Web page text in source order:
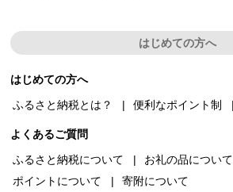
はじめての方へ
はじめての方へ
ふるさと納税とは？
便利なポイント制
よくあるご質問
ふるさと納税について
お礼の品について
ポイントについて
寄附について